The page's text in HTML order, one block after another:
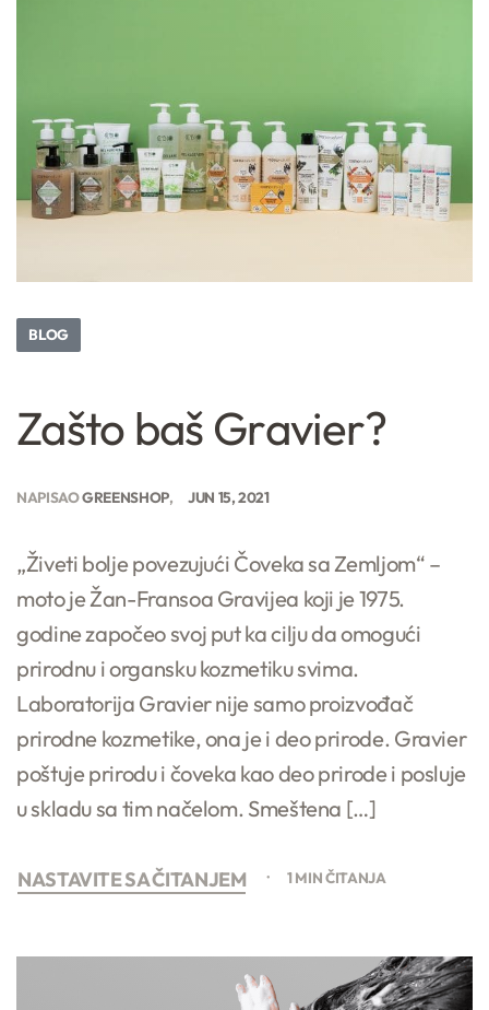
BLOG
Zašto baš Gravier?
NAPISAOGREENSHOP JUN 15, 2021
„Živeti bolje povezujući Čoveka sa Zemljom“ –
moto je Žan-Fransoa Gravijea koji je 1975.
godine započeo svoj put ka cilju da omogući
prirodnu i organsku kozmetiku svima.
Laboratorija Gravier nije samo proizvođač
prirodne kozmetike, ona je i deo prirode. Gravier
poštuje prirodu i čoveka kao deo prirode i posluje
u skladu sa tim načelom. Smeštena […]
NASTAVITE SA ČITANJEM 1 MIN ČITANJA